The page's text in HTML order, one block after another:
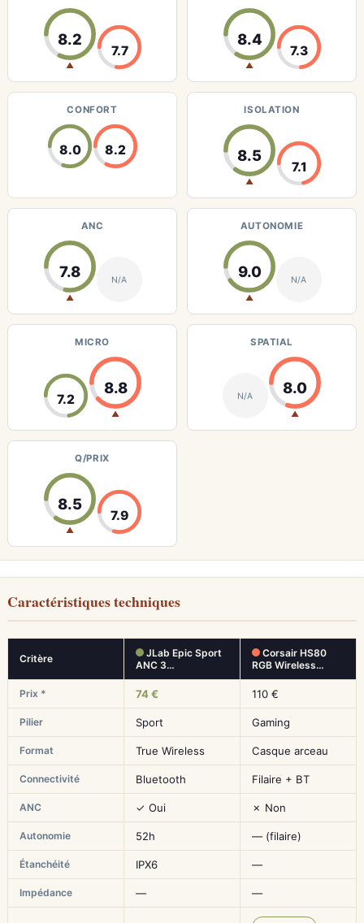
8.2
▲
7.7
8.4
▲
7.3
CONFORT
8.0 8.2
ISOLATION
8.5
▲
7.1
ANC
7.8
▲
N/A
AUTONOMIE
9.0
▲
N/A
MICRO
7.2
8.8
▲
SPATIAL
N/A 8.0
▲
Q/PRIX
8.5
▲
7.9
Caractéristiques techniques
Critère
JLab Epic Sport
ANC 3…
Corsair HS80
RGB Wireless…
Prix * 74 € 110 €
Pilier Sport Gaming
Format True Wireless Casque arceau
Connectivité Bluetooth Filaire + BT
ANC ✓ Oui ✗ Non
Autonomie 52h — (filaire)
Étanchéité IPX6 —
Impédance — —